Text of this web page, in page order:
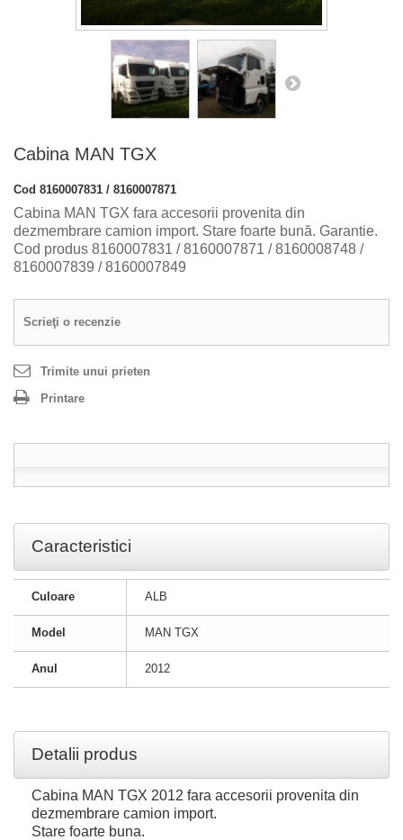
Cabina MAN TGX
Cod 8160007831 / 8160007871
Cabina MAN TGX fara accesorii provenita din
dezmembrare camion import. Stare foarte bună. Garantie.
Cod produs 8160007831 / 8160007871 / 8160008748 /
8160007839 / 8160007849
Scrieţi o recenzie
Trimite unui prieten
Printare
Caracteristici
Culoare ALB
Model MAN TGX
Anul 2012
Detalii produs
Cabina MAN TGX 2012 fara accesorii provenita din
dezmembrare camion import.
Stare foarte buna.